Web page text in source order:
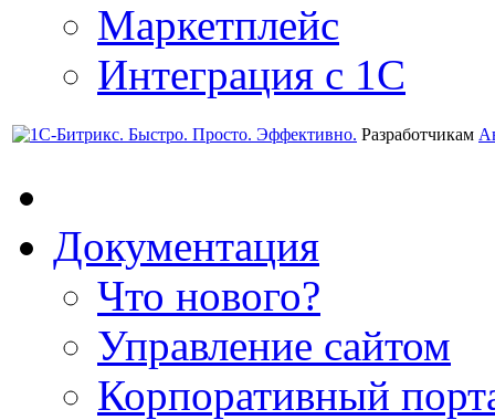
Маркетплейс
Интеграция с 1С
Разработчикам
Документация
Что нового?
Управление сайтом
Корпоративный